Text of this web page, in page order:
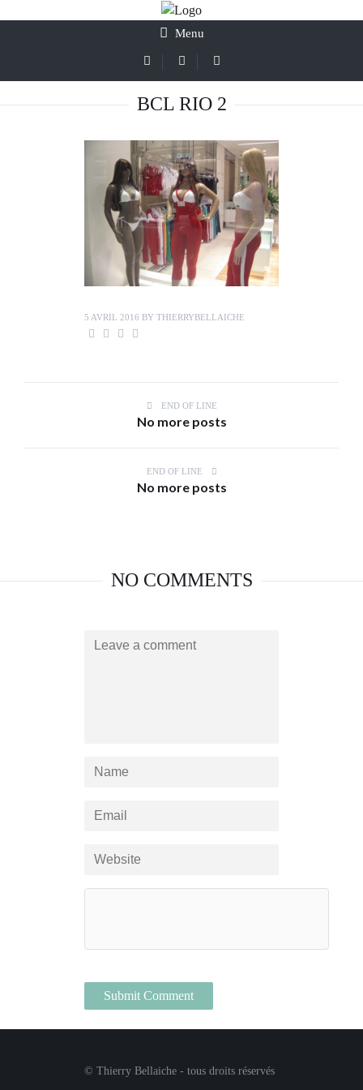
Menu
BCL RIO 2
5 AVRIL 2016 BY THIERRYBELLAICHE
END OF LINE
No more posts
END OF LINE
No more posts
NO COMMENTS
© Thierry Bellaiche - tous droits réservés